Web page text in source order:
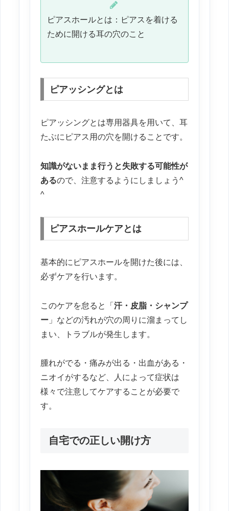
ピアスホールとは：ピアスを着ける
ために開ける耳の穴のこと
ピアッシングとは
ピアッシングとは専用器具を用いて、耳
たぶにピアス用の穴を開けることです。
知識がないまま行うと失敗する可能性が
あるので、注意するようにしましょう^
^
ピアスホールケアとは
基本的にピアスホールを開けた後には、
必ずケアを行います。
このケアを怠ると「 汗・皮脂・シャンプ
ー 」などの汚れが穴の周りに溜まってし
まい、トラブルが発生します。
腫れがでる・痛みが出る・出血がある・
ニオイがするなど、人によって症状は
様々で注意してケアすることが必要で
す。
自宅での正しい開け方